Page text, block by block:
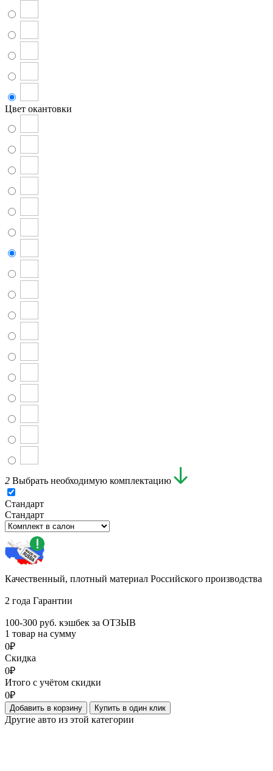
Цвет окантовки
2 Выбрать необходимую комплектацию
Стандарт
Стандарт
Качественный, плотный материал Российского производства
2 года Гарантии
100-300 руб. кэшбек за ОТЗЫВ
1 товар на сумму
0₽
Скидка
0₽
Итого с учётом скидки
0₽
Добавить в корзину Купить в один клик
Другие авто из этой категории